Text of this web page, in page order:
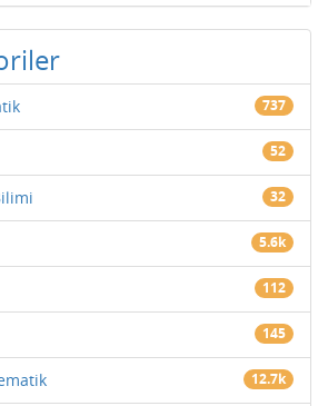
737
52
32
5.6k
112
145
12.7k